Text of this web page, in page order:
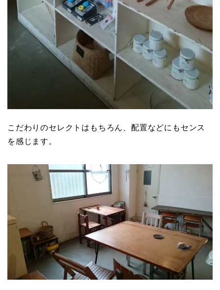
こだわりのセレクトはもちろん、配置などにもセンス
を感じます。